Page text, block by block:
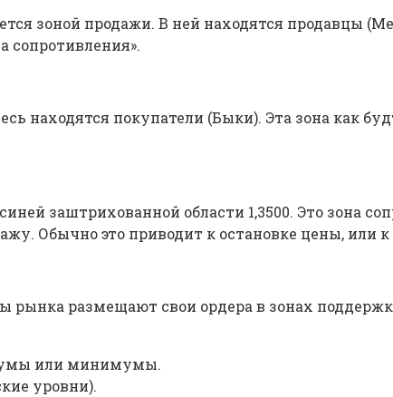
зоной продажи. В ней находятся продавцы
сопротивления».
находятся покупатели (Быки). Эта зона как
заштрихованной области 1,3500. Это зона
Обычно это приводит к остановке цены, или к
размещают свои ордера в зонах
или минимумы.
уровни).